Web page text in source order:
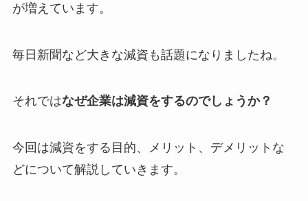
が増えています。
毎日新聞など大きな減資も話題になりましたね。
それではなぜ企業は減資をするのでしょうか？
今回は減資をする目的、メリット、デメリットな
どについて解説していきます。